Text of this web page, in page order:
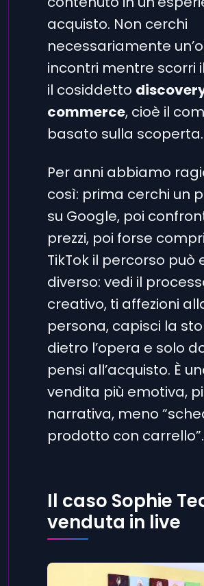
acquisto. Non cerchi
necessariamente
incontri mentre scorri
il cosiddetto
commerce, cioè il
basato sulla scoperta.
Per anni abbiamo
così: prima cerchi un
su Google, poi
prezzi, poi forse
TikTok il percorso può
diverso: vedi il
creativo, ti affezioni
persona, capisci la
dietro l’opera e solo
pensi all’acquisto. È
vendita più emotiva,
narrativa, meno
prodotto con carrello”.
Il caso Sophie
venduta in live